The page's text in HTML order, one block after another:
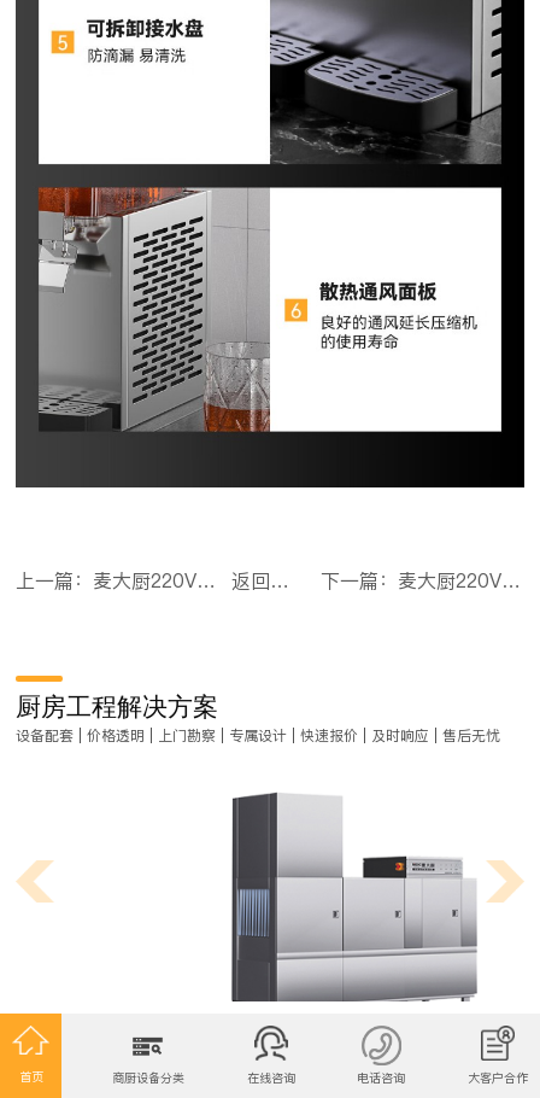
上一篇：麦大厨220V标准款双缸冷热搅拌式饮料机商用235W 返回目录 下一篇：麦大厨220V标准款三缸单冷搅拌式饮料机商用330W
厨房工程解决方案
设备配套 | 价格透明 | 上门勘察 | 专属设计 | 快速报价 | 及时响应 | 售后无忧
连锁餐饮厨房设计要点有哪些？
首页 商厨设备分类 在线咨询 电话咨询 大客户合作